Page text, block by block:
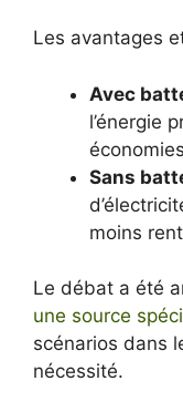
Les avantages
Avec
l’énergie
Sans
moins
Le débat a été
une source
scénarios dans
nécessité.